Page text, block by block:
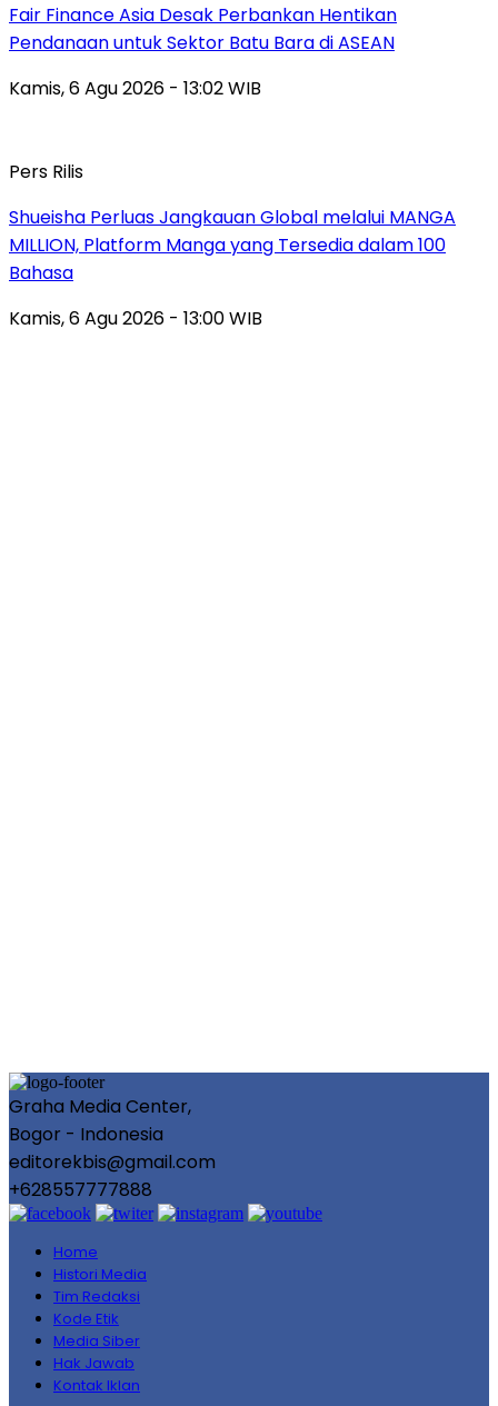
Fair Finance Asia Desak Perbankan Hentikan
Pendanaan untuk Sektor Batu Bara di ASEAN
Kamis, 6 Agu 2026 - 13:02 WIB
Pers Rilis
Shueisha Perluas Jangkauan Global melalui MANGA
MILLION, Platform Manga yang Tersedia dalam 100
Bahasa
Kamis, 6 Agu 2026 - 13:00 WIB
Graha Media Center,
Bogor - Indonesia
editorekbis@gmail.com
+628557777888
Home
Histori Media
Tim Redaksi
Kode Etik
Media Siber
Hak Jawab
Kontak Iklan